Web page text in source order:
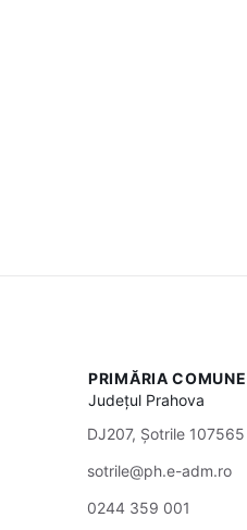
PRIMĂRIA
Județul Prahova
DJ207, Șotrile 107565
sotrile@ph.e-adm.ro
0244 359 001